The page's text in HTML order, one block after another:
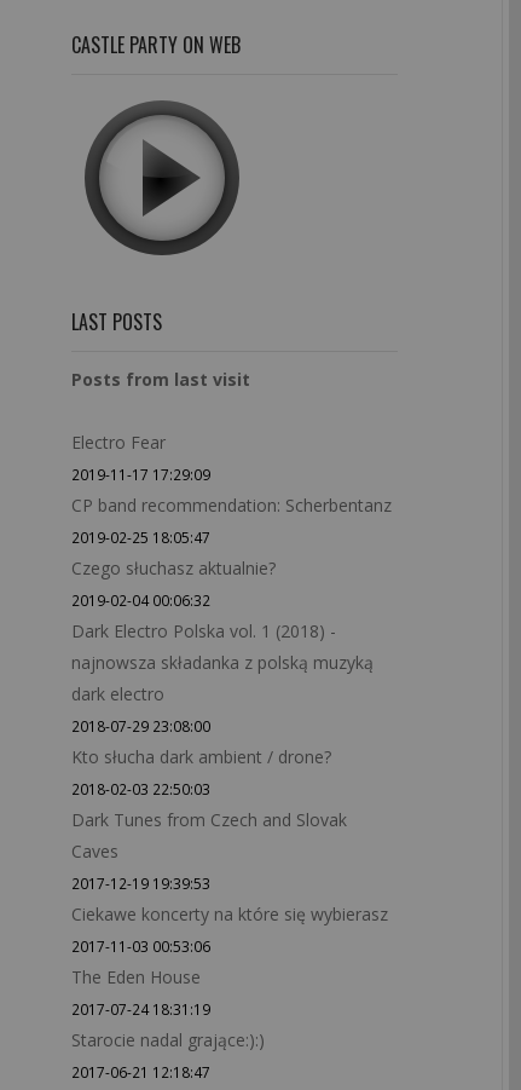
CASTLE PARTY ON WEB
LAST POSTS
Posts from last visit
Electro Fear
2019-11-17 17:29:09
CP band recommendation: Scherbentanz
2019-02-25 18:05:47
Czego słuchasz aktualnie?
2019-02-04 00:06:32
Dark Electro Polska vol. 1 (2018) -
najnowsza składanka z polską muzyką
dark electro
2018-07-29 23:08:00
Kto słucha dark ambient / drone?
2018-02-03 22:50:03
Dark Tunes from Czech and Slovak
Caves
2017-12-19 19:39:53
Ciekawe koncerty na które się wybierasz
2017-11-03 00:53:06
The Eden House
2017-07-24 18:31:19
Starocie nadal grające:):)
2017-06-21 12:18:47